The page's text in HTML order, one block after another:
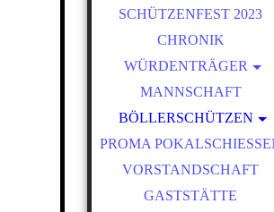
SCHÜTZENFEST 2023
CHRONIK
WÜRDENTRÄGER
SCHÜTZENKÖNIGE
VEREINSMEISTER
MANNSCHAFT
BÖLLERSCHÜTZEN
OKTOBERFEST &
BILDER HUBERTUSMESSE
PROMA POKALSCHIESSEN
VORSTANDSCHAFT
GASTSTÄTTE